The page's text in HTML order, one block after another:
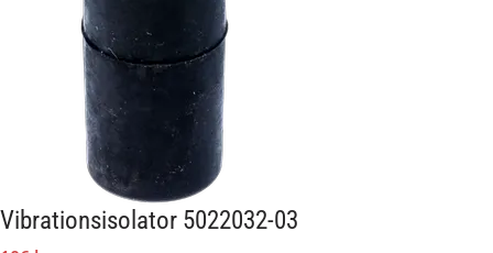
Vibrationsisolator 5022032-03